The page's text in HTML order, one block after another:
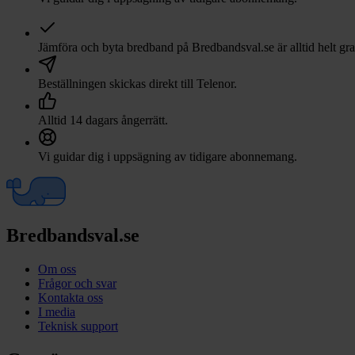
Jämföra och byta bredband på Bredbandsval.se är alltid helt
Beställningen skickas direkt till Telenor.
Alltid 14 dagars ångerrätt.
Vi guidar dig i uppsägning av tidigare abonnemang.
Bredbandsval.se
Om oss
Frågor och svar
Kontakta oss
I media
Teknisk support